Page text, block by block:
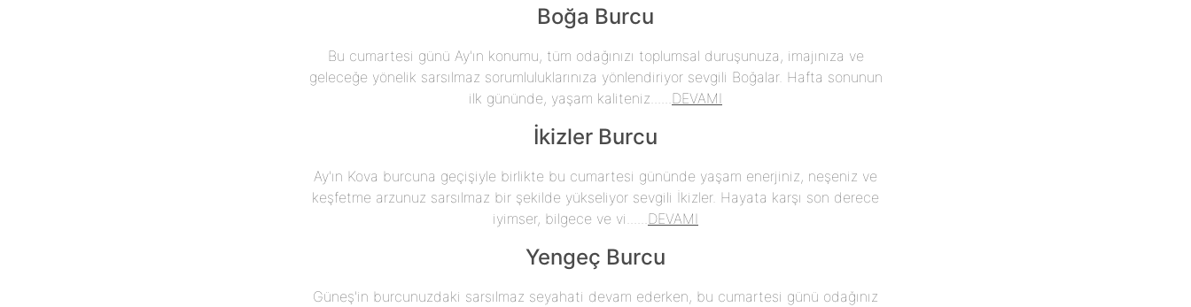
Boğa Burcu
Bu cumartesi günü Ay'ın konumu, tüm odağınızı toplumsal duruşunuza, imajınıza ve
geleceğe yönelik sarsılmaz sorumluluklarınıza yönlendiriyor sevgili Boğalar. Hafta sonunun
ilk gününde, yaşam kaliteniz...... DEVAMI
İkizler Burcu
Ay'ın Kova burcuna geçişiyle birlikte bu cumartesi gününde yaşam enerjiniz, neşeniz ve
keşfetme arzunuz sarsılmaz bir şekilde yükseliyor sevgili İkizler. Hayata karşı son derece
iyimser, bilgece ve vi...... DEVAMI
Yengeç Burcu
Güneş'in burcunuzdaki sarsılmaz seyahati devam ederken, bu cumartesi günü odağınız